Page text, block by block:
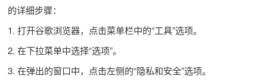
的详细步骤：
1. 打开谷歌浏览器，点击菜单栏中的“工具”选项。
2. 在下拉菜单中选择“选项”。
3. 在弹出的窗口中，点击左侧的“隐私和安全”选项。